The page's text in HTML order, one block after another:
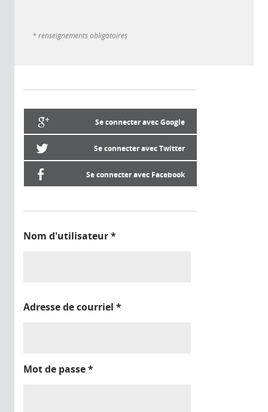
* renseignements obligatoires
Se connecter avec Google
Se connecter avec Twitter
Se connecter avec Facebook
Nom d'utilisateur*
Adresse de courriel *
Mot de passe*